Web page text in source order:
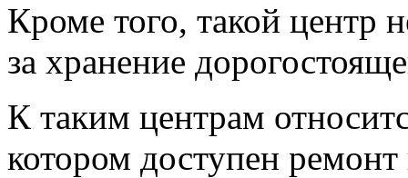
Кроме того, такой центр
за хранение
К таким центрам
котором доступен